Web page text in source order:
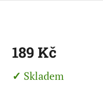
189 Kč
cena:Skladem